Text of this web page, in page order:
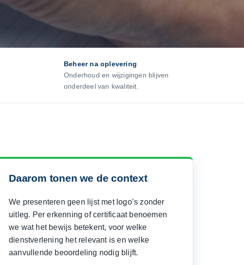
Beheer na oplevering
Onderhoud en wijzigingen blijven
onderdeel van kwaliteit.
Daarom tonen we de context
We presenteren geen lijst met logo’s zonder
uitleg. Per erkenning of certificaat benoemen
we wat het bewijs betekent, voor welke
dienstverlening het relevant is en welke
aanvullende beoordeling nodig blijft.